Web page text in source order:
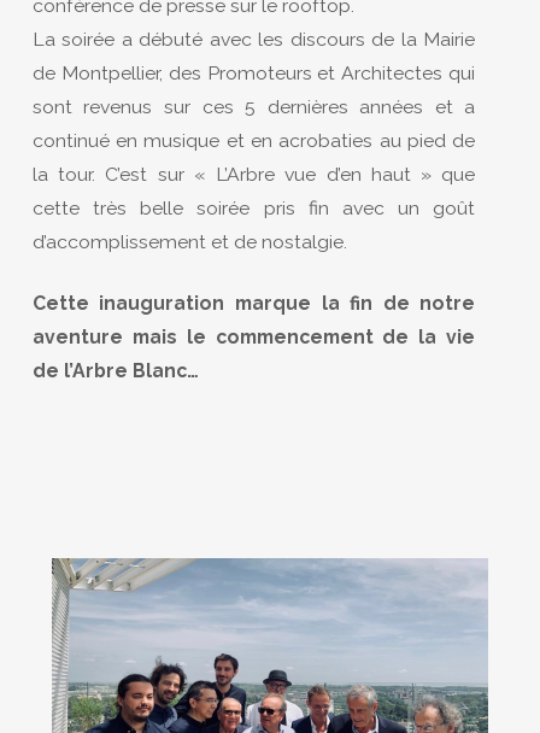
conférence de presse sur le rooftop.
La soirée a débuté avec les discours de la Mairie
de Montpellier, des Promoteurs et Architectes qui
sont revenus sur ces 5 dernières années et a
continué en musique et en acrobaties au pied de
la tour. C’est sur « L’Arbre vue d’en haut » que
cette très belle soirée pris fin avec un goût
d’accomplissement et de nostalgie.
Cette inauguration marque la fin de notre
aventure mais le commencement de la vie
de l’Arbre Blanc…